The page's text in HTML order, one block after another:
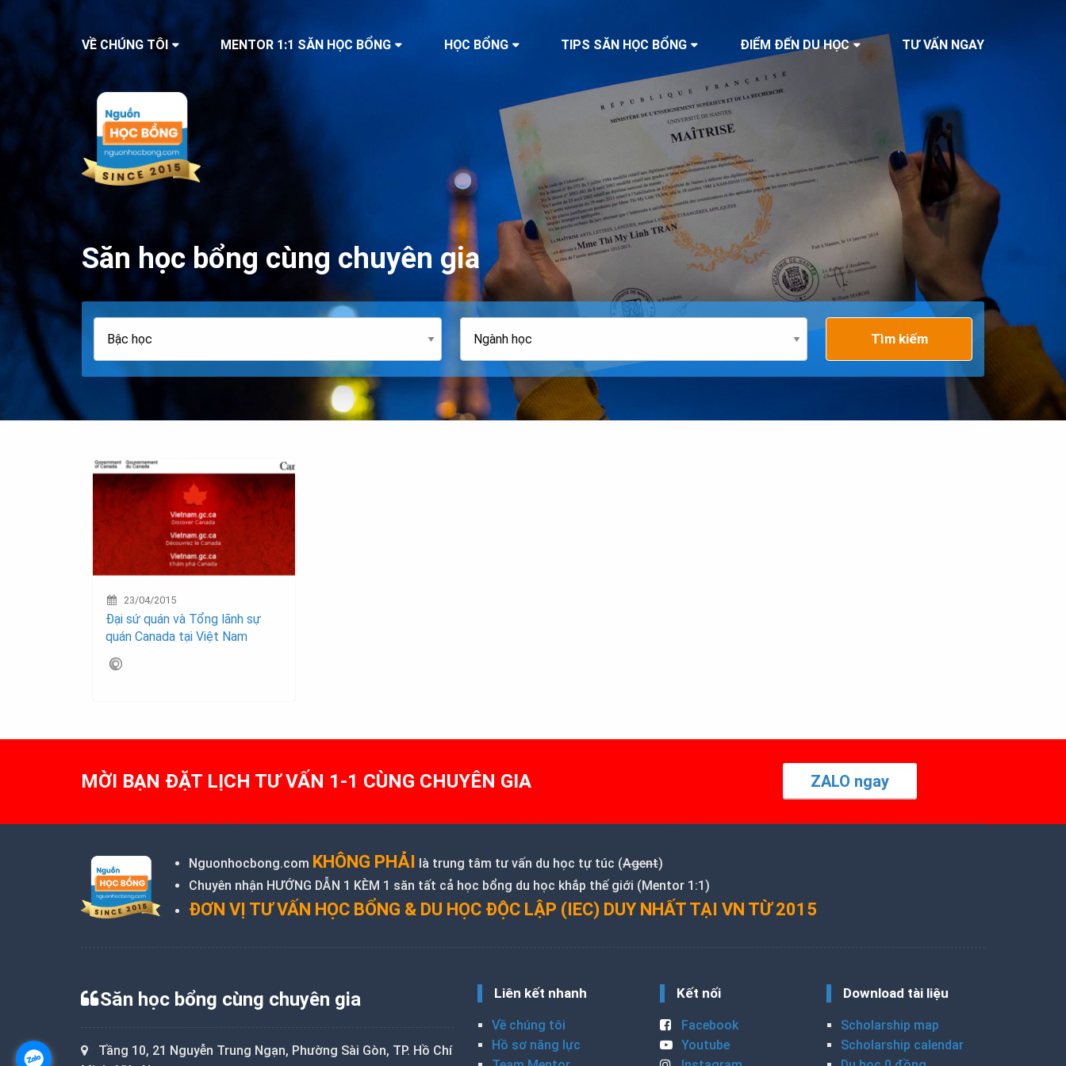
VỀ CHÚNG TÔI MENTOR 1:1 SĂN HỌC BỔNG HỌC BỔNG TIPS SĂN HỌC BỔNG ĐIỂM ĐẾN DU HỌC TƯ VẤN NGAY
Săn học bổng cùng chuyên gia
Tìm kiếm
23/04/2015
Đại sứ quán và Tổng lãnh sự
quán Canada tại Việt Nam
MỜI BẠN ĐẶT LỊCH TƯ VẤN 1-1 CÙNG CHUYÊN GIA ZALO ngay
Nguonhocbong.com KHÔNG PHẢI là trung tâm tư vấn du học tự túc (Agent)
Chuyên nhận HƯỚNG DẪN 1 KÈM 1 săn tất cả học bổng du học khắp thế giới (Mentor 1:1)
ĐƠN VỊ TƯ VẤN HỌC BỔNG & DU HỌC ĐỘC LẬP (IEC) DUY NHẤT TẠI VN TỪ 2015
Săn học bổng cùng chuyên gia
Tầng 10, 21 Nguyễn Trung Ngạn, Phường Sài Gòn, TP. Hồ Chí
Liên kết nhanh
Về chúng tôi
Hồ sơ năng lực
Kết nối
Facebook
Youtube
Download tài liệu
Scholarship map
Scholarship calendar